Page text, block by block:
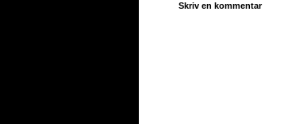
Skriv en kommentar